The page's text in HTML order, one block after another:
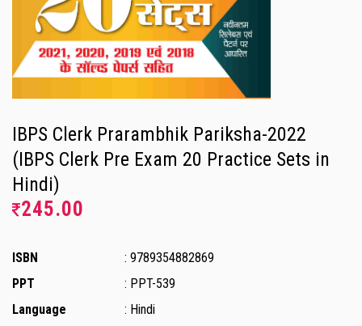
IBPS Clerk Prarambhik Pariksha-2022
(IBPS Clerk Pre Exam 20 Practice Sets in
Hindi)
245.00
ISBN
: 9789354882869
PPT
: PPT-539
Language
: Hindi